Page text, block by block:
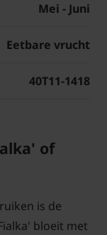
Mei - Juni
Eetbare vrucht
40T11-1418
of
is de
bloeit met